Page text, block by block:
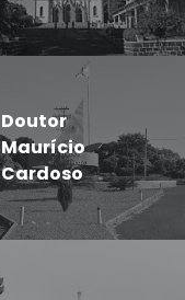
Doutor
Maurício
Cardoso